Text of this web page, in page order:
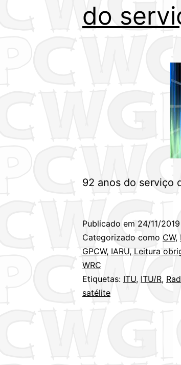
do
92 anos do serviço
Publicado em 24/11/2019
Categorizado como CW,
GPCW, IARU, Leitura
WRC
Etiquetas: ITU, ITU/R,
satélite